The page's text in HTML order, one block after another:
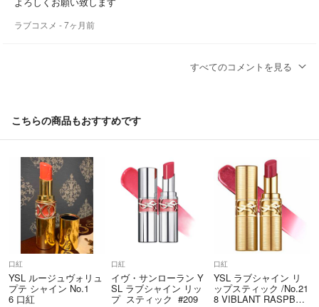
ラブコスメ - 7ヶ月前
はじめまして
検討しております
お値下げ可能でしょうかm(._.)m
よろしくお願い致します
ラブコスメ - 7ヶ月前
すべてのコメントを見る
こちらの商品もおすすめです
口紅
YSL ルージュヴォリュ
プテ シャイン No.1
6 口紅
口紅
イヴ・サンローラン Y
SL ラブシャイン リッ
プ スティック #209
口紅
YSL ラブシャイン リ
ップスティック /No.21
8 VIBLANT RASPBER